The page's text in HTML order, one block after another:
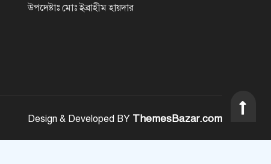
উপদেষ্টাঃ মোঃ ইব্রাহীম হায়দার
Design & Developed BY ThemesBazar.com